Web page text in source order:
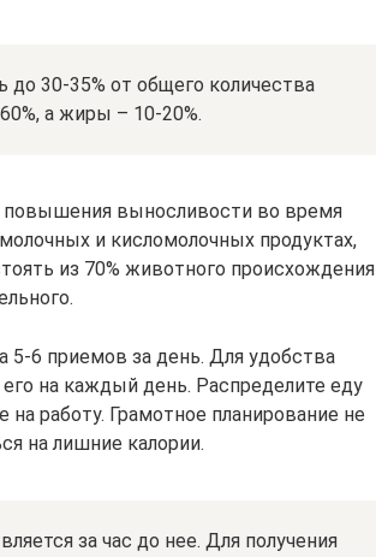
30-35% от общего количества
а жиры – 10-20%.
повышения выносливости во время
и кисломолочных продуктах,
из 70% животного происхождения
5-6 приемов за день. Для удобства
на каждый день. Распределите еду
работу. Грамотное планирование не
на лишние калории.
за час до нее. Для получения